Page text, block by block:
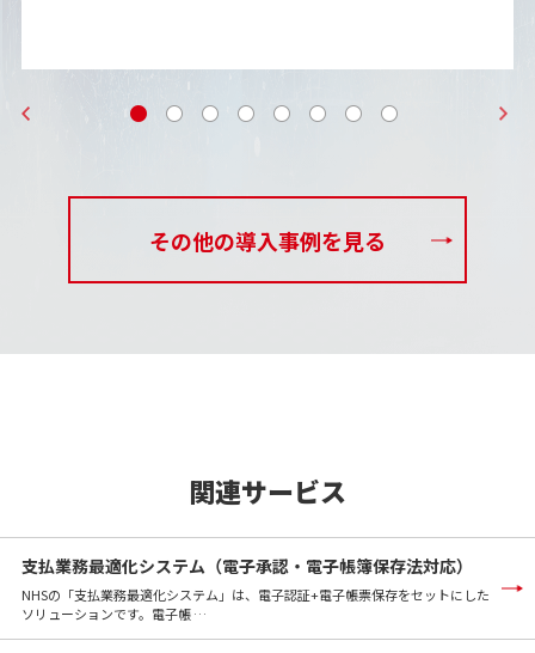
その他の導入事例を見る
関連サービス
支払業務最適化システム（電子承認・電子帳簿保存法対応）
NHSの「支払業務最適化システム」は、電子認証+電子帳票保存をセットにした
ソリューションです。電子帳 …